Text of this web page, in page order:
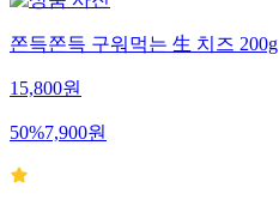
쫀득쫀득 구워먹는 生 치즈 200g
15,800원
50%7,900원